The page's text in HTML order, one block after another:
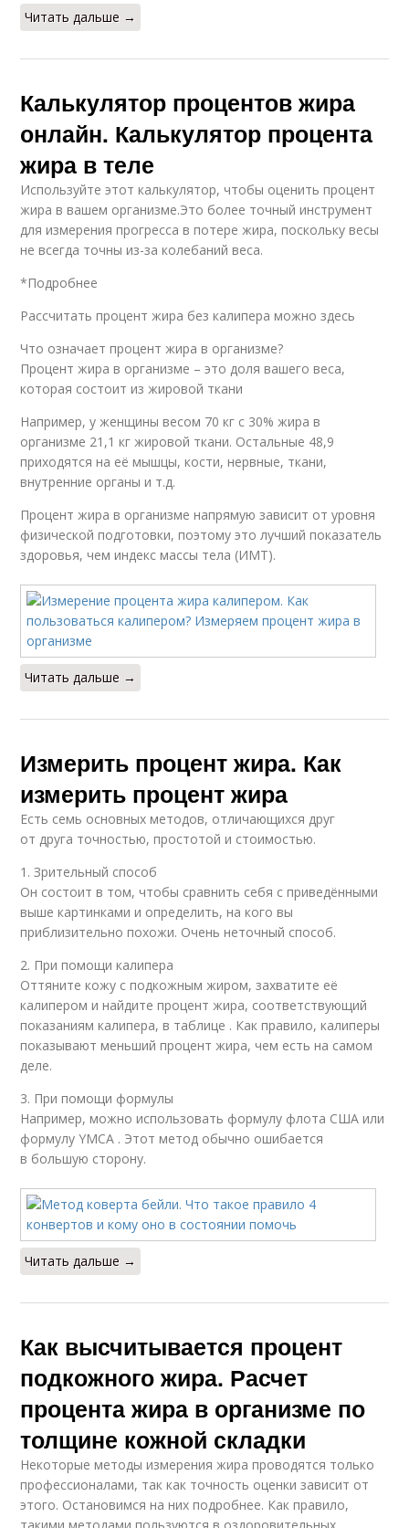
Читать дальше →
Калькулятор процентов жира
онлайн. Калькулятор процента
жира в теле
Используйте этот калькулятор, чтобы оценить процент
жира в вашем организме.Это более точный инструмент
для измерения прогресса в потере жира, поскольку весы
не всегда точны из-за колебаний веса.
*Подробнее
Рассчитать процент жира без калипера можно здесь
Что означает процент жира в организме?
Процент жира в организме – это доля вашего веса,
которая состоит из жировой ткани
Например, у женщины весом 70 кг с 30% жира в
организме 21,1 кг жировой ткани. Остальные 48,9
приходятся на её мышцы, кости, нервные, ткани,
внутренние органы и т.д.
Процент жира в организме напрямую зависит от уровня
физической подготовки, поэтому это лучший показатель
здоровья, чем индекс массы тела (ИМТ).
Читать дальше →
Измерить процент жира. Как
измерить процент жира
Есть семь основных методов, отличающихся друг
от друга точностью, простотой и стоимостью.
1. Зрительный способ
Он состоит в том, чтобы сравнить себя с приведёнными
выше картинками и определить, на кого вы
приблизительно похожи. Очень неточный способ.
2. При помощи калипера
Оттяните кожу с подкожным жиром, захватите её
калипером и найдите процент жира, соответствующий
показаниям калипера, в таблице . Как правило, калиперы
показывают меньший процент жира, чем есть на самом
деле.
3. При помощи формулы
Например, можно использовать формулу флота США или
формулу YMCA . Этот метод обычно ошибается
в большую сторону.
Читать дальше →
Как высчитывается процент
подкожного жира. Расчет
процента жира в организме по
толщине кожной складки
Некоторые методы измерения жира проводятся только
профессионалами, так как точность оценки зависит от
этого. Остановимся на них подробнее. Как правило,